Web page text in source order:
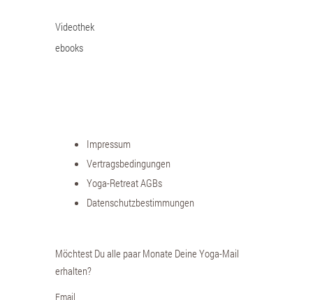
Videothek
ebooks
Impressum
Vertragsbedingungen
Yoga-Retreat AGBs
Datenschutzbestimmungen
Möchtest Du alle paar Monate Deine Yoga-Mail
erhalten?
Email